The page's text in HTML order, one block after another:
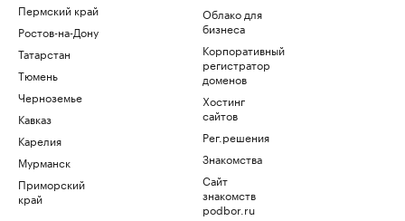
Пермский край
Ростов-на-Дону
Татарстан
Тюмень
Черноземье
Кавказ
Карелия
Мурманск
Приморский
край
Облако для
бизнеса
Корпоративный
регистратор
доменов
Хостинг
сайтов
Рег.решения
Знакомства
Сайт
знакомств
podbor.ru